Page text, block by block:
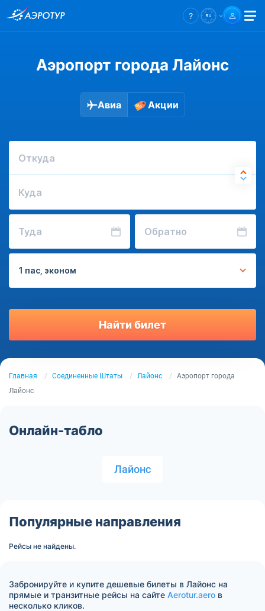
Аэропорт города Лайонс
Авиа Акции
Откуда
Куда
Туда Обратно
1 пас, эконом
Найти билет
Главная Соединенные Штаты Лайонс
Аэропорт города
Лайонс
Онлайн-табло
Лайонс
Популярные направления
Рейсы не найдены.
Забронируйте и купите дешевые билеты в Лайонс на
прямые и транзитные рейсы на сайте Aerotur.aero в
несколько кликов.